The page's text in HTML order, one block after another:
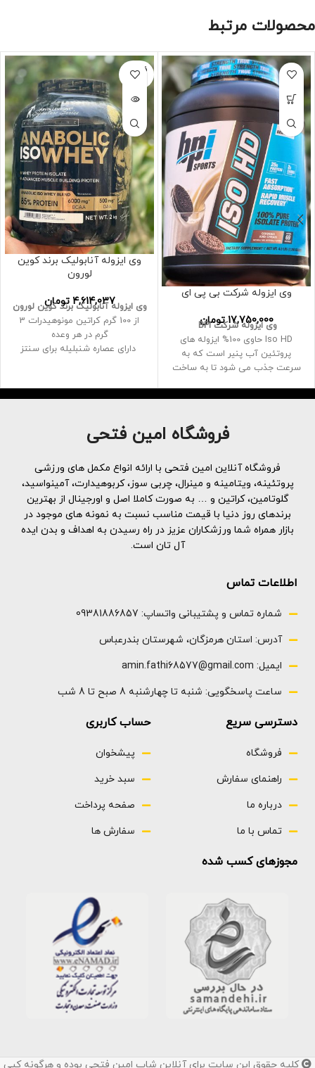
محصولات مرتبط
وی ایزوله شرکت بی پی ای
17,750,000 تومانوی ایزوله شرکت BPI
Iso HD حاوی 100% ایزوله های
پروتئین آب پنیر است که به
سرعت جذب می شود تا به ساخت
کند
عضله در ترمیم عضلات نیز استفاده
می شود و از آنجایی که ایزوله‌های
سرعت هضم و جذب می‌شوند و به
بدن اجازه می‌دهند تا آنها را سریع‌تر
در فرآیند بهبودی کار کند
پروتئین برای کسانی که رژیم دارند
مفید است زیرا به شما کمک می
کند در طول روز سیر بمانید. این
ممکن است هوس ها و دریافت
نتیجه باعث کاهش وزن شود
کربوهیدرات و کم کالری با شکر صفر
هر پیمانه ISO HD حاوی 25 گرم
ایزوله با کیفیت
فروخته
شده
وی ایزوله آنابولیک برند کوین
لورون
4,614,037 تومان
وی ایزوله آنابولیک برند کوین لورون
از 100 گرم
کراتین مونوهیدرات 3
گرم در هر وعده
دارای عصاره شنبلیله برای سنتز
2کیلوگرم
فروشگاه امین فتحی
فروشگاه آنلاین امین فتحی با ارائه انواع مکمل های ورزشی
پروتئینه، ویتامینه و مینرال، چربی سوز، کربوهیدارت، آمینواسید،
گلوتامین، کراتین و … به صورت کاملا اصل و اورجینال از بهترین
برندهای روز دنیا با قیمت مناسب نسبت به نمونه های موجود در
بازار همراه شما ورزشکاران عزیز در راه رسیدن به اهداف و بدن ایده
آل تان است.
اطلاعات تماس
شماره تماس و پشتیبانی واتساپ: 09381886857
آدرس: استان هرمزگان، شهرستان بندرعباس
ایمیل: amin.fathi68577@gmail.com
ساعت پاسخگویی: شنبه تا چهارشنبه 8 صبح تا 8 شب
دسترسی سریع
فروشگاه
راهنمای سفارش
درباره ما
تماس با ما
حساب کاربری
پیشخوان
سبد خرید
صفحه پرداخت
سفارش ها
مجوزهای کسب شده
کلیه حقوق این سایت برای آنلاین شاپ امین فتحی بوده و هرگونه کپی